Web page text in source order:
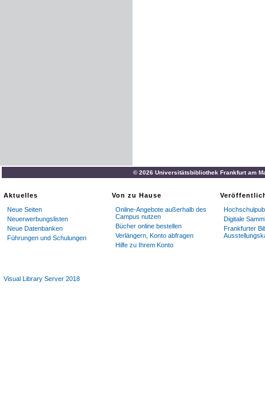
© 2026 Universitätsbibliothek Frankfurt am
Aktuelles
Neue Seiten
Neuerwerbungslisten
Neue Datenbanken
Führungen und Schulungen
Von zu Hause
Online-Angebote außerhalb des
Campus nutzen
Bücher online bestellen
Verlängern, Konto abfragen
Hilfe zu Ihrem Konto
Digitale
Frankfurter
Visual Library Server 2018